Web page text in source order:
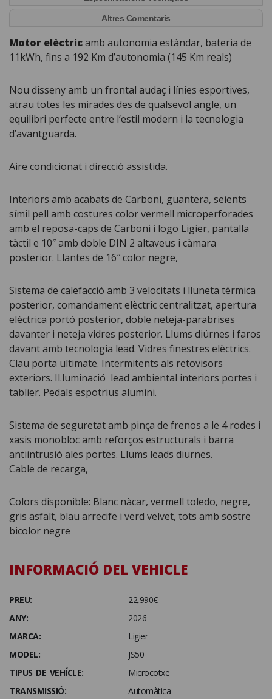
Altres Comentaris
Motor elèctricamb autonomia estàndar, bateria de
11kWh, fins a 192 Km d’autonomia (145 Km reals)
Nou disseny amb un frontal audaç i línies esportives,
atrau totes les mirades des de qualsevol angle, un
equilibri perfecte entre l’estil modern i la tecnologia
d’avantguarda.
Aire condicionat i direcció assistida.
Interiors amb acabats de Carboni, guantera, seients
símil pell amb costures color vermell microperforades
amb el reposa-caps de Carboni i logo Ligier, pantalla
tàctil e 10″ amb doble DIN 2 altaveus i càmara
posterior. Llantes de 16″ color negre,
Sistema de calefacció amb 3 velocitats i lluneta tèrmica
posterior, comandament elèctric centralitzat, apertura
elèctrica portó posterior, doble neteja-parabrises
davanter i neteja vidres posterior. Llums diürnes i faros
davant amb tecnologia lead. Vidres finestres elèctrics.
Clau porta ultimate. Intermitents als retovisors
exteriors. Il.luminació lead ambiental interiors portes i
tablier. Pedals espotrius alumini.
Sistema de seguretat amb pinça de frenos a le 4 rodes i
xasis monobloc amb reforços estructurals i barra
antiintrusió ales portes. Llums leads diurnes.
Cable de recarga,
Colors disponible: Blanc nàcar, vermell toledo, negre,
gris asfalt, blau arrecife i verd velvet, tots amb sostre
bicolor negre
INFORMACIÓ DEL VEHICLE
PREU:
22,990€
ANY:
2026
MARCA:
Ligier
MODEL:
JS50
TIPUS DE VEHÍCLE:
Microcotxe
TRANSMISSIÓ:
Automàtica